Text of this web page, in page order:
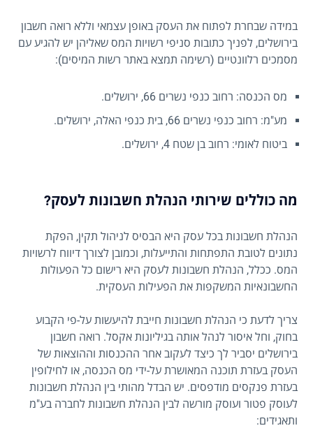
במידה שבחרת לפתוח את העסק באופן עצמאי וללא רואה חשבון
בירושלים, לפניך כתובות סניפי רשויות המס שאליהן יש להגיע עם
מסמכים רלוונטיים (רשימה תמצא באתר רשות המיסים):
מס הכנסה: רחוב כנפי נשרים 66, ירושלים.
מע"מ: רחוב כנפי נשרים 66, בית כנפי האלה, ירושלים.
ביטוח לאומי: רחוב בן שטח 4, ירושלים.
מה כוללים שירותי הנהלת חשבונות לעסק?
הנהלת חשבונות בכל עסק היא הבסיס לניהול תקין, הפקת
נתונים לטובת התפתחות והתייעלות, וכמובן לצורך דיווח לרשויות
המס. ככלל, הנהלת חשבונות לעסק היא רישום כל הפעולות
החשבונאיות המשקפות את הפעילות העסקית.
צריך לדעת כי הנהלת חשבונות חייבת להיעשות על-פי הקבוע
בחוק, וחל איסור לנהל אותה בגיליונות אקסל. רואה חשבון
בירושלים יסביר לך כיצד לעקוב אחר ההכנסות וההוצאות של
העסק בעזרת תוכנה המאושרת על-ידי מס הכנסה, או לחילופין
בעזרת פנקסים מודפסים. יש הבדל מהותי בין הנהלת חשבונות
לעוסק פטור ועוסק מורשה לבין הנהלת חשבונות לחברה בע"מ
ותאגידים: